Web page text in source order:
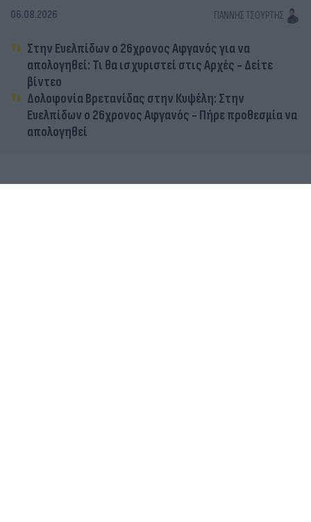
06.08.2026 ΓΙΆΝΝΗΣ ΤΣΟΎΡΤΗΣ
Στην Ευελπίδων ο 26χρονος Αφγανός για να
απολογηθεί: Τι θα ισχυριστεί στις Αρχές - Δείτε
βίντεο
Δολοφονία Βρετανίδας στην Κυψέλη: Στην
Ευελπίδων ο 26χρονος Αφγανός - Πήρε προθεσμία να
απολογηθεί